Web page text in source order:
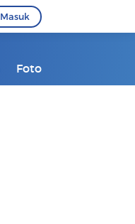
Masuk
Foto